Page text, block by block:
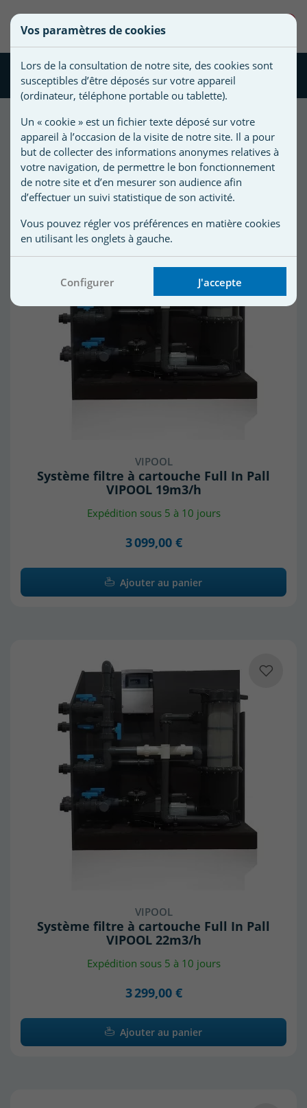
Palette filtrante
6produit(s) trié(s) par :
Meilleures ventes
VIPOOL
Système filtre à cartouche Full In Pall
VIPOOL 19m3/h
Expédition sous 5 à 10 jours
3 099,00 €
Ajouter au panier
VIPOOL
Système filtre à cartouche Full In Pall
VIPOOL 22m3/h
Expédition sous 5 à 10 jours
3 299,00 €
Ajouter au panier
Créer une nouvelle liste
une
liste
Nom de
d'envies
((confirmMessage))
Vous
devez
être
connecté
pour
ajouter
des
produits
à
votre
liste
Vos paramètres de cookies
Lors de la consultation de notre site, des cookies sont
susceptibles d’être déposés sur votre appareil
(ordinateur, téléphone portable ou tablette).
Un « cookie » est un fichier texte déposé sur votre
appareil à l’occasion de la visite de notre site. Il a pour
but de collecter des informations anonymes relatives à
votre navigation, de permettre le bon fonctionnement
de notre site et d’en mesurer son audience afin
d’effectuer un suivi statistique de son activité.
Vous pouvez régler vos préférences en matière cookies
en utilisant les onglets à gauche.
Configurer J'accepte